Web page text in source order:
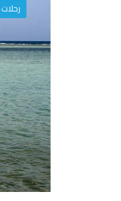
رحلات